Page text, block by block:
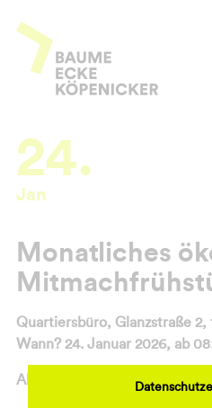
Inhalt
springen
24.
Jan
Monatliches
Quartiersbüro, Glanzstraße 2,
Wann? 24. Januar 2026, ab
Ablauf: